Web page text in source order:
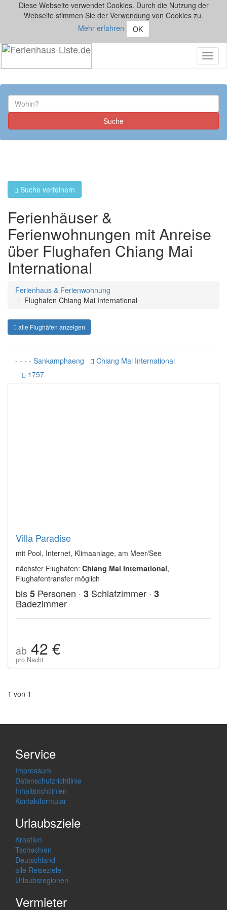
Diese Webseite verwendet Cookies. Durch die Nutzung der
Webseite stimmen Sie der Verwendung von Cookies zu.
Mehr erfahren
OK
Suche verfeinern
Ferienhäuser &
Ferienwohnungen mit Anreise
über Flughafen Chiang Mai
International
Ferienhaus & Ferienwohnung
Flughafen Chiang Mai International
alle Flughäfen anzeigen
- - - - Sankamphaeng
Chiang Mai International
1757
Villa Paradise
mit Pool, Internet, Klimaanlage, am Meer/See
nächster Flughafen: Chiang Mai International,
Flughafentransfer möglich
bis5 Personen · 3 Schlafzimmer · 3
Badezimmer
ab 42 €
pro Nacht
1 von 1
Service
Impressum
Datenschutzrichtlinie
Inhaltsrichtlinien
Kontaktformular
Urlaubsziele
Kroatien
Tschechien
Deutschland
alle Reiseziele
Urlaubsregionen
Vermieter